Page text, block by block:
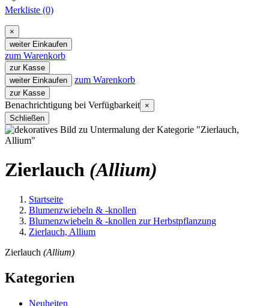
Merkliste (0)
×
weiter Einkaufen
zum Warenkorb
zur Kasse
weiter Einkaufen
zum Warenkorb
zur Kasse
Benachrichtigung bei Verfügbarkeit ×
Schließen
Zierlauch (Allium)
Startseite
Blumenzwiebeln & -knollen
Blumenzwiebeln & -knollen zur Herbstpflanzung
Zierlauch, Allium
Zierlauch (Allium)
Kategorien
Neuheiten